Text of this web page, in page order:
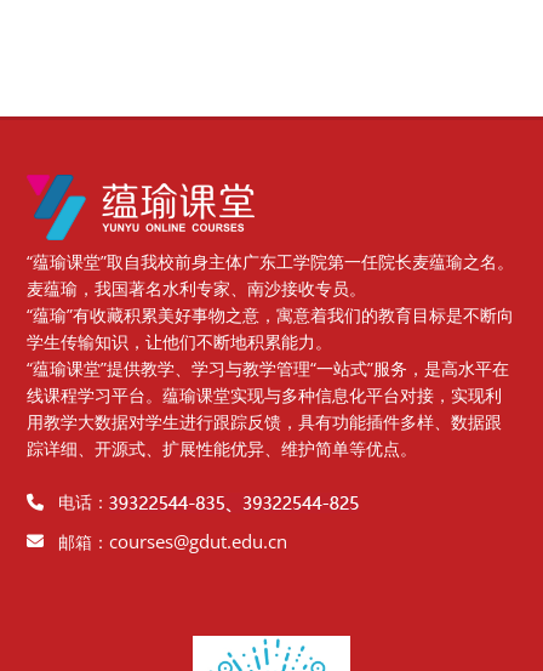
版块
“蕴瑜课堂”取自我校前身主体广东工学院第一任院长麦蕴瑜之名。
麦蕴瑜，我国著名水利专家、南沙接收专员。
“蕴瑜”有收藏积累美好事物之意，寓意着我们的教育目标是不断向
学生传输知识，让他们不断地积累能力。
“蕴瑜课堂”提供教学、学习与教学管理“一站式”服务，是高水平在
线课程学习平台。蕴瑜课堂实现与多种信息化平台对接，实现利
用教学大数据对学生进行跟踪反馈，具有功能插件多样、数据跟
踪详细、开源式、扩展性能优异、维护简单等优点。
电话：
邮箱：courses@gdut.edu.cn